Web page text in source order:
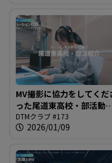
MV撮影に協力をしてくだ
った尾道東高校・部活動
ご紹介！＠DTMクラブ
DTMクラブ #173
2026/01/09